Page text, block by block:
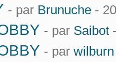
- par Brunuche -
- par Saibot
- par wilburn